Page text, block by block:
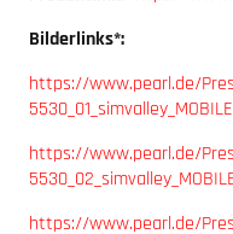
Bilderlinks*:
https://www.pearl.de/
https://www.pearl.de/
https://www.pearl.de/